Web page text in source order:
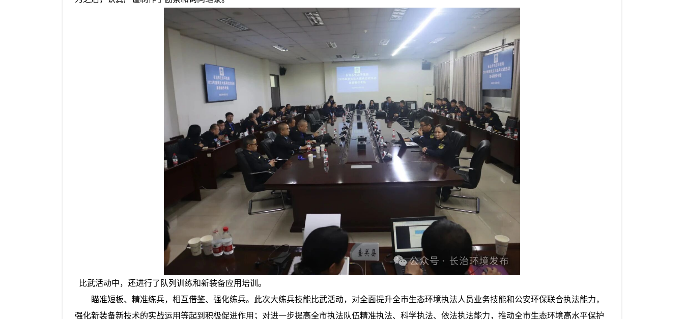
比武活动中，还进行了队列训练和新装备应用培训。
瞄准短板、精准练兵，相互借鉴、强化练兵。此次大练兵技能比武活动，对全面提升全市生态环境执法人员业务技能和公安环保联合执法能力，
强化新装备新技术的实战运用等起到积极促进作用；对进一步提高全市执法队伍精准执法、科学执法、依法执法能力，推动全市生态环境高水平保护